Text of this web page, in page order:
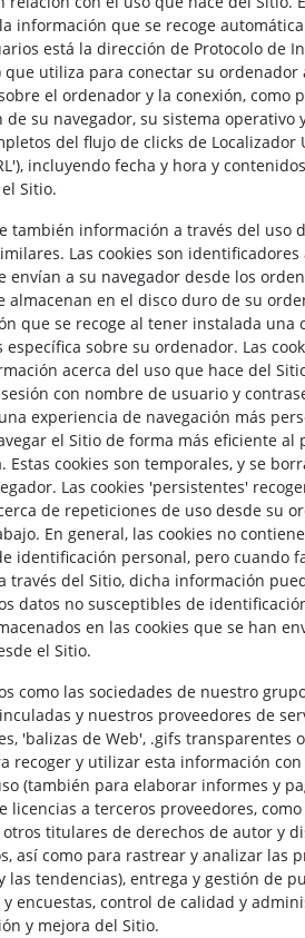
información que se recoge
está la dirección de Protocolo de
que utiliza para conectar su ordenador
el ordenador y la conexión, como
de su navegador, su sistema operativo
del flujo de clicks de Localizador
incluyendo fecha y hora y
Sitio.
también información a través del uso
Las cookies son
envían a su navegador desde los
almacenan en el disco duro de su
que se recoge al tener instalada una
específica sobre su ordenador. Las
acerca del uso que hace del
con nombre de usuario y
experiencia de navegación más
el Sitio de forma más eficiente al
Estas cookies son temporales, y se
Las cookies 'persistentes'
de repeticiones de uso desde su
En general, las cookies no
identificación personal, pero cuando
través del Sitio, dicha información
datos no susceptibles de
en las cookies que se han
el Sitio.
como las sociedades de nuestro
y nuestros proveedores de
'balizas de Web', .gifs transparentes
recoger y utilizar esta información
(también para elaborar informes y
licencias a terceros proveedores,
otros titulares de derechos de autor y
así como para rastrear y analizar las
las tendencias), entrega y gestión de
encuestas, control de calidad y
y mejora del Sitio.